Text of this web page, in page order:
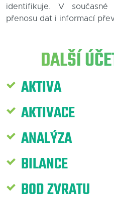
identifikuje. V
přenosu dat i informací
DALŠÍ
AKTIVA
AKTIVACE
ANALÝZA
BILANCE
BOD ZVRATU